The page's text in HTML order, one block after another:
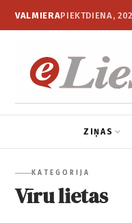
VALMIERAPIEKTDIENA,
ZIŅAS
KATEGORIJA
Vīru lietas